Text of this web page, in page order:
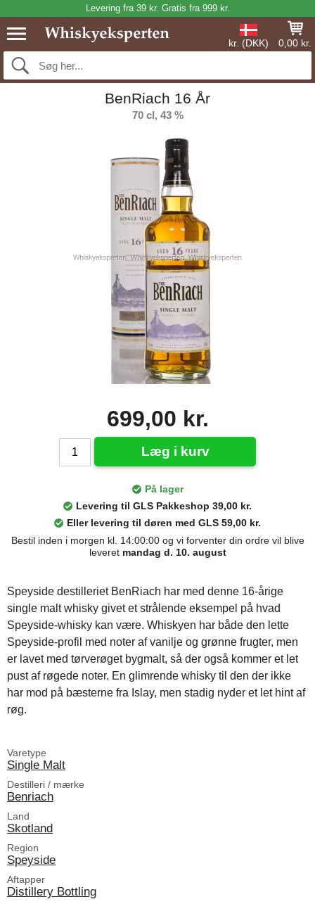
Levering fra 39 kr. Gratis fra 999 kr.
kr. (DKK) 0,00 kr.
BenRiach 16 År
70 cl, 43 %
699,00 kr.
Læg i kurv
På lager
Levering til GLS Pakkeshop 39,00 kr.
Eller levering til døren med GLS 59,00 kr.
Bestil inden i morgen kl. 14:00:00 og vi forventer din ordre vil blive
leveret mandag d. 10. august
Speyside destilleriet BenRiach har med denne 16-årige
single malt whisky givet et strålende eksempel på hvad
Speyside-whisky kan være. Whiskyen har både den lette
Speyside-profil med noter af vanilje og grønne frugter, men
er lavet med tørverøget bygmalt, så der også kommer et let
pust af røgede noter. En glimrende whisky til den der ikke
har mod på bæsterne fra Islay, men stadig nyder et let hint af
røg.
Varetype
Single Malt
Destilleri / mærke
Benriach
Land
Skotland
Region
Speyside
Aftapper
Distillery Bottling